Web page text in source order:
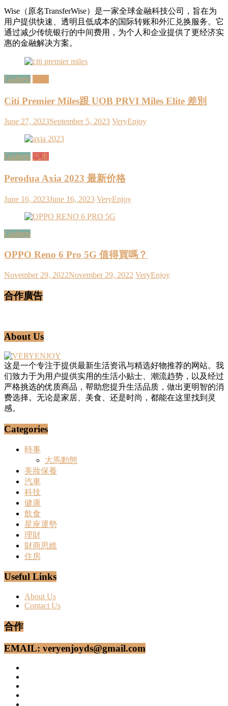
Wise（原名TransferWise）是一家全球金融科技公司，旨在为
用户提供快速、透明且低成本的国际转账和外汇兑换服务。它
通过减少传统银行的中间费用，为个人和企业提供了更经济实
惠的金融解决方案。
Gadgets
Citi Premier Miles跟 UOB PRVI Miles Elite 差別
June 27, 2023September 5, 2023 VeryEnjoy
Gadgets 汽車
Perodua Axia 2023 最新价格
June 16, 2023June 16, 2023 VeryEnjoy
Gadgets
OPPO Reno 6 Pro 5G 值得買嗎？
November 29, 2022November 29, 2022 VeryEnjoy
合作廣告
About Us
这是一个专注于提供最新生活资讯与精选好物推荐的网站。我
们致力于为用户提供实用的生活小贴士、潮流趋势，以及经过
严格挑选的优质商品，帮助您提升生活品质，做出更明智的消
费选择。无论是家居、美食、还是时尚，都能在这里找到灵
感。
Categories
時事
大馬動態
美妝保養
汽車
科技
健康
飲食
星座運勢
理財
財商思維
住房
Useful Links
About Us
Contact Us
合作
EMAIL: veryenjoyds@gmail.com